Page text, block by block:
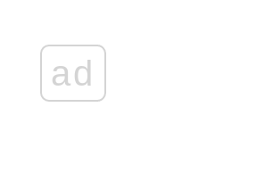
ad